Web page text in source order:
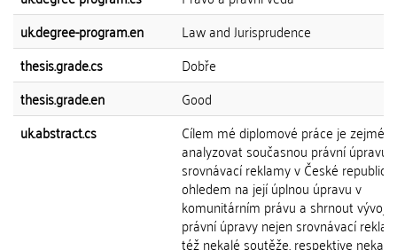
uk.degree-program.en
Law and Jurisprudence
thesis.grade.cs
Dobře
thesis.grade.en
Good
uk.abstract.cs
Cílem mé diplomové práce je
analyzovat současnou právní úpravu
srovnávací reklamy v České
ohledem na její úplnou úpravu v
komunitárním právu a shrnout vývoj
právní úpravy nejen srovnávací
též nekalé soutěže, respektive nekalé